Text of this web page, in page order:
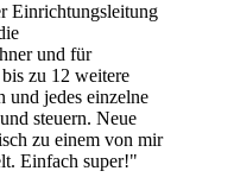
Einrichtungsleitung
und für
zu 12 weitere
und jedes einzelne
steuern. Neue
zu einem von mir
Einfach super!"